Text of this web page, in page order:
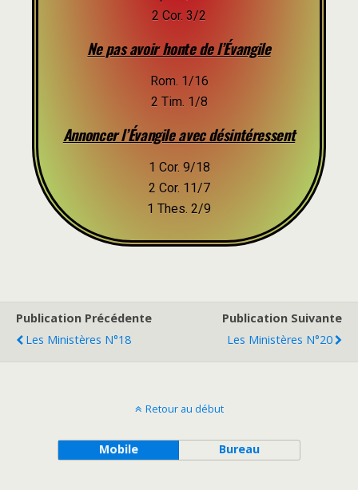
2 Cor. 3/2
Ne pas avoir honte de l’Évangile
Rom. 1/16
2 Tim. 1/8
Annoncer l’Évangile avec désintéressent
1 Cor. 9/18
2 Cor. 11/7
1 Thes. 2/9
Publication Précédente
Les Ministères N°18
Publication Suivante
Les Ministères N°20
Retour au début
Mobile Bureau